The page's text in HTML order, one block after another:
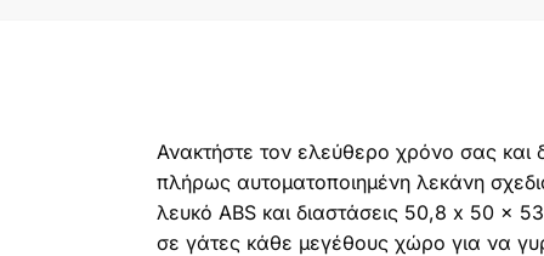
Ανακτήστε τον ελεύθερο χρόνο σας και
πλήρως αυτοματοποιημένη λεκάνη
λευκό ABS και διαστάσεις 50,8 x 50 x
σε γάτες κάθε μεγέθους χώρο για να